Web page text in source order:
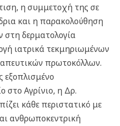
η συμμετοχή της σε
και η παρακολούθηση
στη δερματολογία
ιατρικά τεκμηριωμένων
πρωτοκόλλων.
εξοπλισμένο
στο Αγρίνιο, η Δρ.
κάθε περιστατικό με
ανθρωποκεντρική